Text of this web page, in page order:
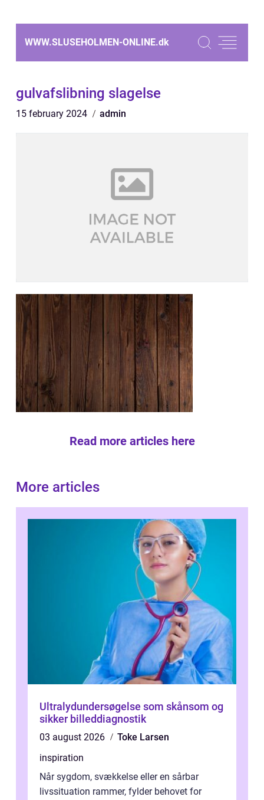
WWW.SLUSEHOLMEN-ONLINE.dk
gulvafslibning slagelse
15 february 2024 admin
Read more articles here
More articles
Ultralydundersøgelse som skånsom og
sikker billeddiagnostik
03 august 2026
Toke Larsen
inspiration
Når sygdom, svækkelse eller en sårbar
livssituation rammer, fylder behovet for